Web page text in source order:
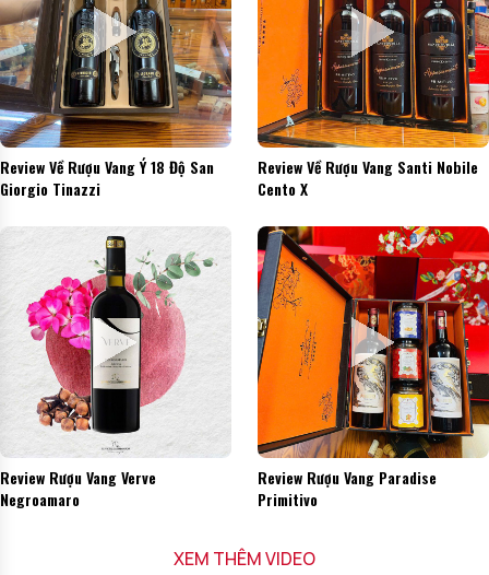
Review Về Rượu Vang Ý 18 Độ San
Giorgio Tinazzi
Review Về Rượu Vang Santi Nobile
Cento X
Review Rượu Vang Verve
Negroamaro
Review Rượu Vang Paradise
Primitivo
XEM THÊM VIDEO